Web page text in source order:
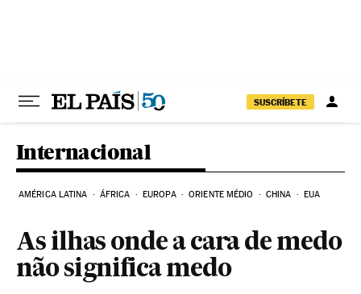
SUSCRÍBETE
Internacional
AMÉRICA LATINA ÁFRICA EUROPA ORIENTE MÉDIO CHINA EUA
As ilhas onde a cara de medo
não significa medo